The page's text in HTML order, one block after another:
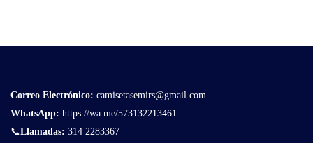
Correo Electrónico: camisetasemirs@gmail.com
WhatsApp: https://wa.me/573132213461
📞Llamadas: 314 2283367